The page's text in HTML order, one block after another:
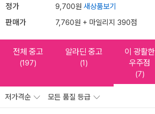
정가 9,700원 새상품보기
판매가 7,760원 + 마일리지 390점
전체 중고
(197)
알라딘 중고
(1)
이 광활한
우주점
(7)
저가격순 모든 품질 등급